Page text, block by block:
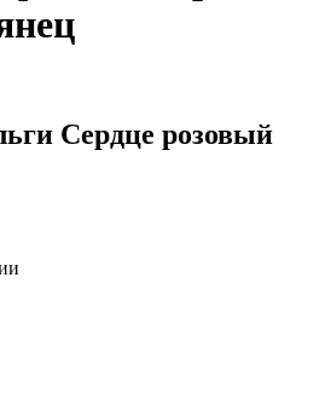
Сердце розовый